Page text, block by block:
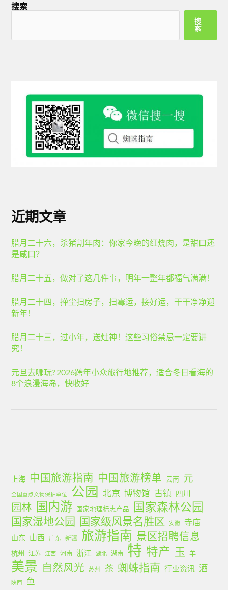
搜索
搜
索
近期文章
腊月二十六，杀猪割年肉：你家今晚的红烧肉，是甜口还
是咸口？
腊月二十五，做对了这几件事，明年一整年都福气满满！
腊月二十四，掸尘扫房子，扫霉运，接好运，干干净净迎
新年！
腊月二十三，过小年，送灶神！这些习俗禁忌一定要讲
究！
元旦去哪玩? 2026跨年小众旅行地推荐，适合冬日看海的
8个浪漫海岛，快收好
上海 中国旅游指南 中国旅游榜单 云南 元
全国重点文物保护单位 公园 北京 博物馆 古镇 四川
园林 国内游 国家地理标志产品 国家森林公园
国家湿地公园 国家级风景名胜区 安徽 寺庙
山东 山西 广东 新疆 旅游指南 景区招聘信息
杭州 江苏 江西 河南 浙江 湖北 湖南 特 特产 玉 羊
美景 自然风光 苏州 茶 蜘蛛指南 行业资讯 酒
陕西 鱼